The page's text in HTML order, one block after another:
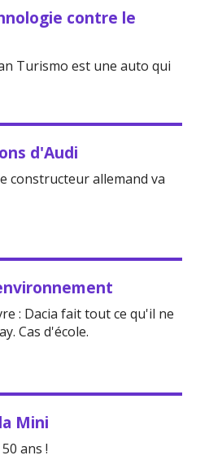
contre le
Turismo est une auto qui
d'Audi
constructeur allemand va
: Dacia fait tout ce qu'il ne
Cas d'école.
Mini
ans !